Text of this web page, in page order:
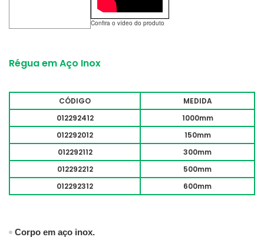
Confira o vídeo do produto
Régua em Aço Inox
CÓDIGO
MEDIDA
012292412
1000mm
012292012
150mm
012292112
300mm
012292212
500mm
012292312
600mm
Corpo em aço inox.